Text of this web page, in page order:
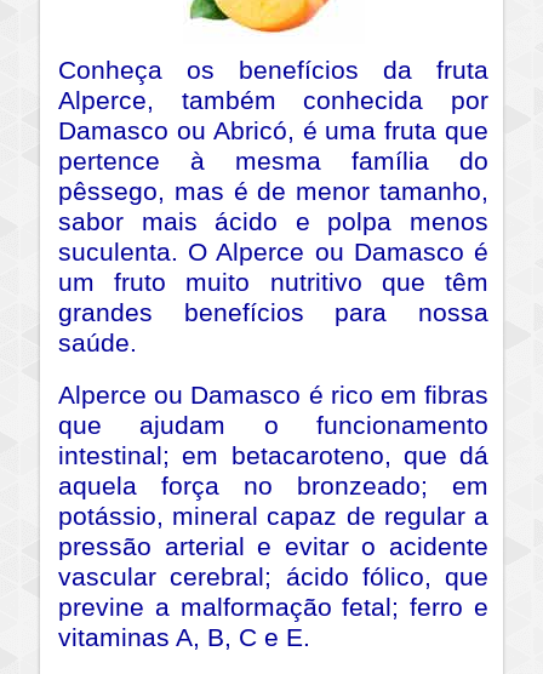
Conheça os benefícios da fruta
Alperce, também conhecida por
Damasco ou Abricó, é uma fruta que
pertence à mesma família do
pêssego, mas é de menor tamanho,
sabor mais ácido e polpa menos
suculenta. O Alperce ou Damasco é
um fruto muito nutritivo que têm
grandes benefícios para nossa
saúde.
Alperce ou Damasco é rico em fibras
que ajudam o funcionamento
intestinal; em betacaroteno, que dá
aquela força no bronzeado; em
potássio, mineral capaz de regular a
pressão arterial e evitar o acidente
vascular cerebral; ácido fólico, que
previne a malformação fetal; ferro e
vitaminas A, B, C e E.